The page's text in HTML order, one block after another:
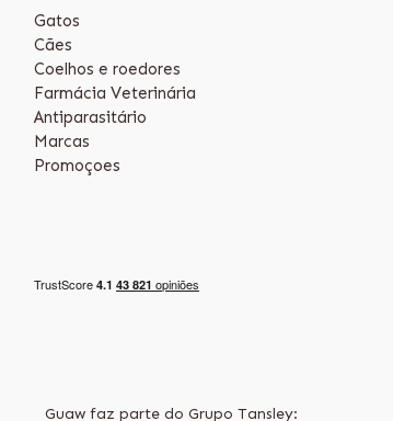
Gatos
Cães
Coelhos e roedores
Farmácia Veterinária
Antiparasitário
Marcas
Promoçoes
Guaw faz parte do Grupo Tansley: